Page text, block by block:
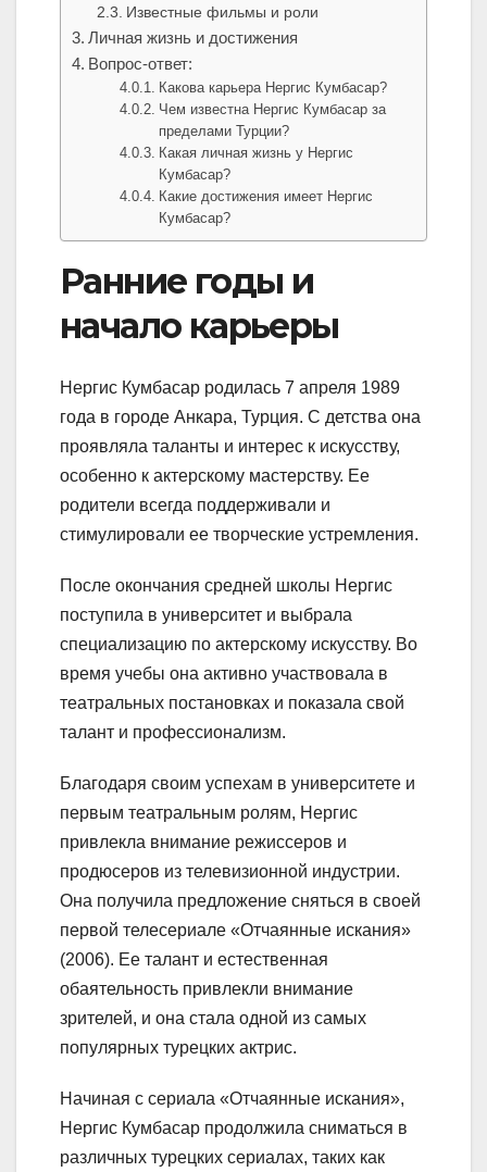
Известные фильмы и роли
Личная жизнь и достижения
Вопрос-ответ:
Какова карьера Нергис Кумбасар?
Чем известна Нергис Кумбасар за
пределами Турции?
Какая личная жизнь у Нергис
Кумбасар?
Какие достижения имеет Нергис
Кумбасар?
Ранние годы и
начало карьеры
Нергис Кумбасар родилась 7 апреля 1989
года в городе Анкара, Турция. С детства она
проявляла таланты и интерес к искусству,
особенно к актерскому мастерству. Ее
родители всегда поддерживали и
стимулировали ее творческие устремления.
После окончания средней школы Нергис
поступила в университет и выбрала
специализацию по актерскому искусству. Во
время учебы она активно участвовала в
театральных постановках и показала свой
талант и профессионализм.
Благодаря своим успехам в университете и
первым театральным ролям, Нергис
привлекла внимание режиссеров и
продюсеров из телевизионной индустрии.
Она получила предложение сняться в своей
первой телесериале «Отчаянные искания»
(2006). Ее талант и естественная
обаятельность привлекли внимание
зрителей, и она стала одной из самых
популярных турецких актрис.
Начиная с сериала «Отчаянные искания»,
Нергис Кумбасар продолжила сниматься в
различных турецких сериалах, таких как